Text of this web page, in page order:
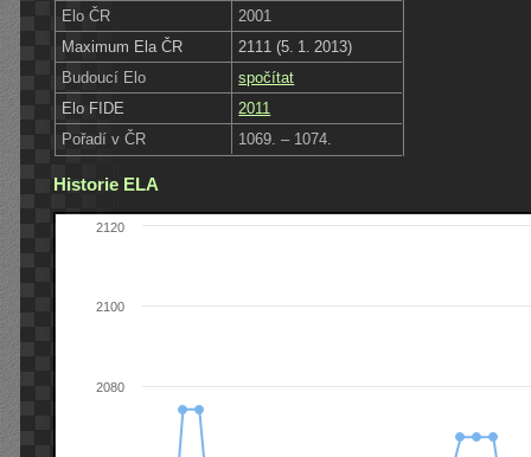
Elo ČR
2001
Maximum Ela ČR
2111 (5. 1. 2013)
Budoucí Elo
spočítat
Elo FIDE
2011
Pořadí v ČR
1069. – 1074.
Historie ELA
2080
2100
2120